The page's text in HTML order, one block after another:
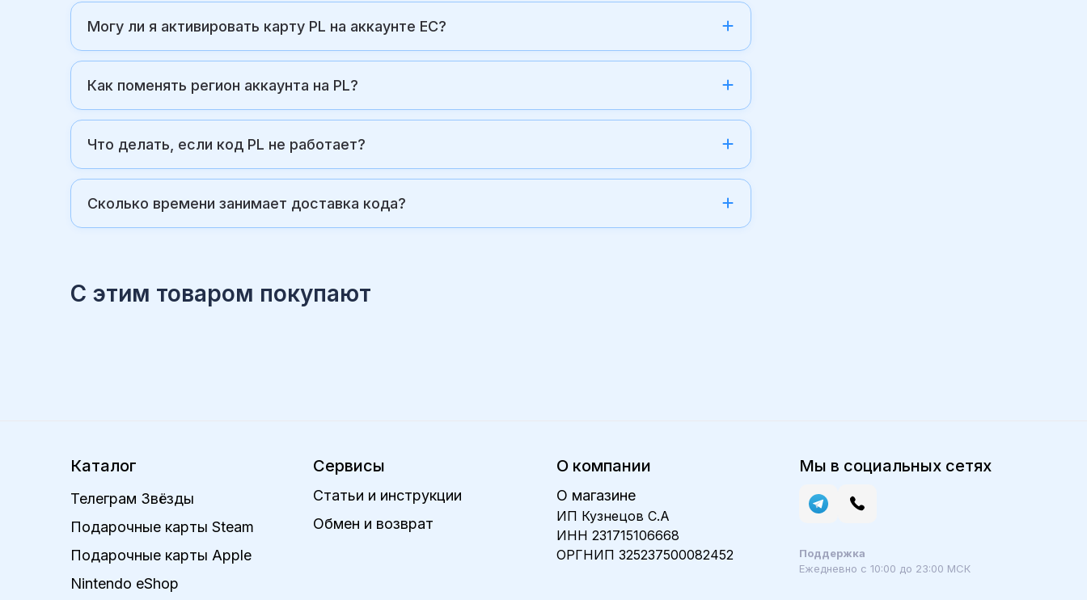
Могу ли я активировать карту PL на аккаунте ЕС?
Как поменять регион аккаунта на PL?
Что делать, если код PL не работает?
Сколько времени занимает доставка кода?
С этим товаром покупают
Каталог
Телеграм Звёзды
Подарочные карты Steam
Подарочные карты Apple
Nintendo eShop
Сервисы
Статьи и инструкции
Обмен и возврат
О компании
О магазине
ИП Кузнецов С.А
ИНН 231715106668
ОРГНИП 325237500082452
Мы в социальных сетях
Поддержка
Ежедневно с 10:00 до 23:00 МСК